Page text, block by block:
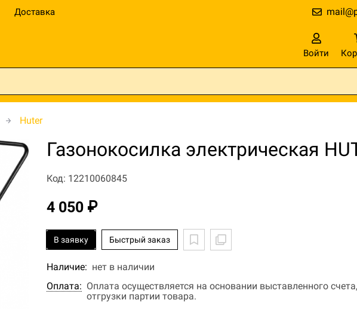
Доставка
Войти
Huter
Газонокосилка электрическая
Код: 12210060845
4 050 ₽
В заявку Быстрый заказ
Наличие: нет в наличии
Оплата: Оплата осуществляется на основании выставленного
отгрузки партии товара.